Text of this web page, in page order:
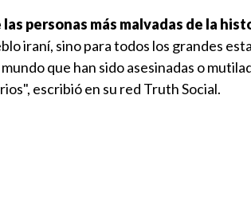
personas más malvadas de la
iraní, sino para todos los grandes
que han sido asesinadas o
escribió en su red Truth Social.